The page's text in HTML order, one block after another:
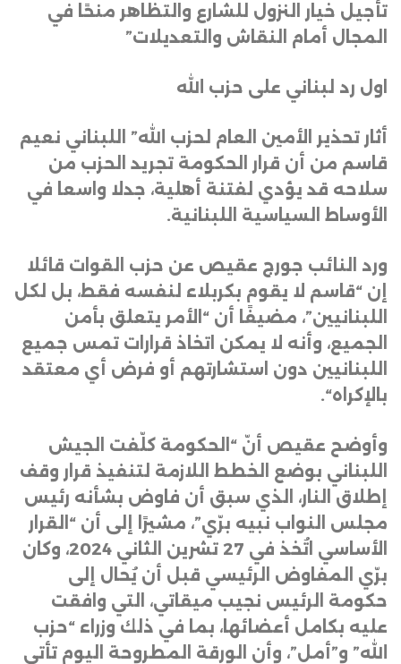
تأجيل خيار النزول للشارع والتظاهر منحًا في
المجال أمام النقاش والتعديلات”
اول رد لبناني على حزب الله
أثار تحذير الأمين العام لحزب الله” اللبناني نعيم
قاسم من أن قرار الحكومة تجريد الحزب من
سلاحه قد يؤدي لفتنة أهلية، جدلا واسعا في
الأوساط السياسية اللبنانية.
ورد النائب جورج عقيص عن حزب القوات قائلا
إن “قاسم لا يقوم بكربلاء لنفسه فقط، بل لكل
اللبنانيين”، مضيفًا أن “الأمر يتعلق بأمن
الجميع، وأنه لا يمكن اتخاذ قرارات تمس جميع
اللبنانيين دون استشارتهم أو فرض أي معتقد
بالإكراه“.
وأوضح عقيص أنّ “الحكومة كلّفت الجيش
اللبناني بوضع الخطط اللازمة لتنفيذ قرار وقف
إطلاق النار، الذي سبق أن فاوض بشأنه رئيس
مجلس النواب نبيه برّي”، مشيرًا إلى أن “القرار
الأساسي اتُخذ في 27 تشرين الثاني 2024، وكان
برّي المفاوض الرئيسي قبل أن يُحال إلى
حكومة الرئيس نجيب ميقاتي، التي وافقت
عليه بكامل أعضائها، بما في ذلك وزراء “حزب
الله” و”أمل”، وأن الورقة المطروحة اليوم تأتي